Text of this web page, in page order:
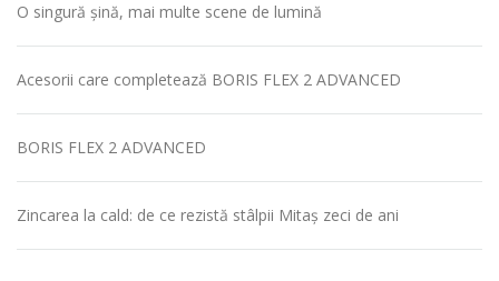
O singură șină, mai multe scene de lumină
Acesorii care completează BORIS FLEX 2 ADVANCED
BORIS FLEX 2 ADVANCED
Zincarea la cald: de ce rezistă stâlpii Mitaș zeci de ani